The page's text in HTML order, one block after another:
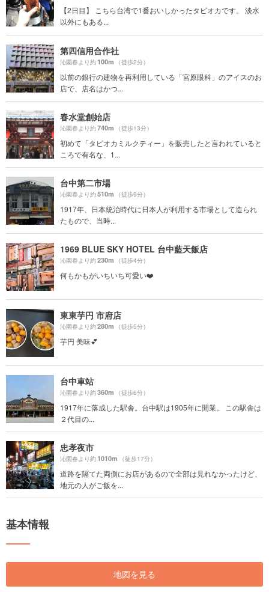
【2日目】 こちら台湾で1番おいしかったタピオカです。 淡水
以外にもある...
第四信用合作社
沁園春より約100m （徒歩2分）
以前の銀行の建物を再利用している「宮原眼科」のアイスのお
店で、店名はかつ...
春水堂創始店
沁園春より約740m （徒歩13分）
初めて「タピオカミルクティー」を販売したと言われていると
ころで有名な、1...
台中第二市場
沁園春より約510m （徒歩9分）
1917年、日本統治時代に日本人が利用する市場として造られ
たもので、当時...
1969 BLUE SKY HOTEL 台中藍天飯店
沁園春より約230m （徒歩4分）
何もかもがいちいち可愛い❤️
東東芋円 市府店
沁園春より約280m （徒歩5分）
芋円 美味💕
台中車站
沁園春より約360m （徒歩6分）
1917年に落成した駅舎。台中駅は1905年に開業。 この駅舎は
２代目の...
忠孝夜市
沁園春より約1010m （徒歩17分）
道路を隔てた両側にお店があるので全部は見れなかったけど、
地元の人がご飯を...
基本情報
地図を見る